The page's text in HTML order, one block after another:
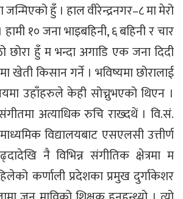
हुँ । हाल वीरेन्द्रनगर–८ मा मेरो
१० जना भाइबहिनी, ६ बहिनी र चार
छोरा हुँ म भन्दा अगाडि एक जना दिदी
खेती किसान गर्ने । भविष्यमा छोरालाई
उहाँहरुले केही सोच्नुभएको थिएन ।
अत्याधिक रुचि राख्दथें । वि.सं.
विद्यालयबाट एसएलसी उत्तीर्ण
नै विभिन्न संगीतिक क्षेत्रमा म
कर्णाली प्रदेशका प्रमुख दुर्गाकेशर